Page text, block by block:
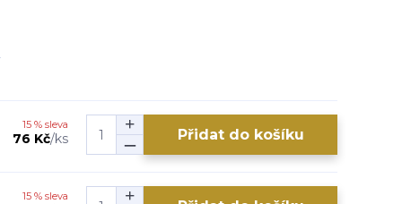
15 % sleva
76 Kč/ks Přidat do košíku
15 % sleva